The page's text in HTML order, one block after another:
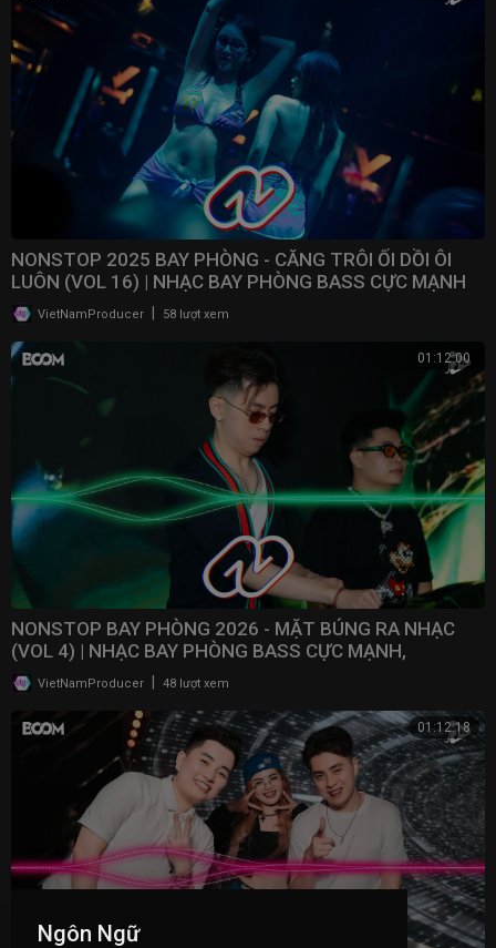
NONSTOP 2025 BAY PHÒNG - CĂNG TRÔI ỐI DỒI ÔI
LUÔN (VOL 16) | NHẠC BAY PHÒNG BASS CỰC MẠNH ​
VietNamProducer 58 lượt xem
01:12:00
NONSTOP BAY PHÒNG 2026 - MẶT BÚNG RA NHẠC
(VOL 4) | NHẠC BAY PHÒNG BASS CỰC MẠNH,
NONSTOP 2025
VietNamProducer 48 lượt xem
01:12:18
Ngôn Ngữ